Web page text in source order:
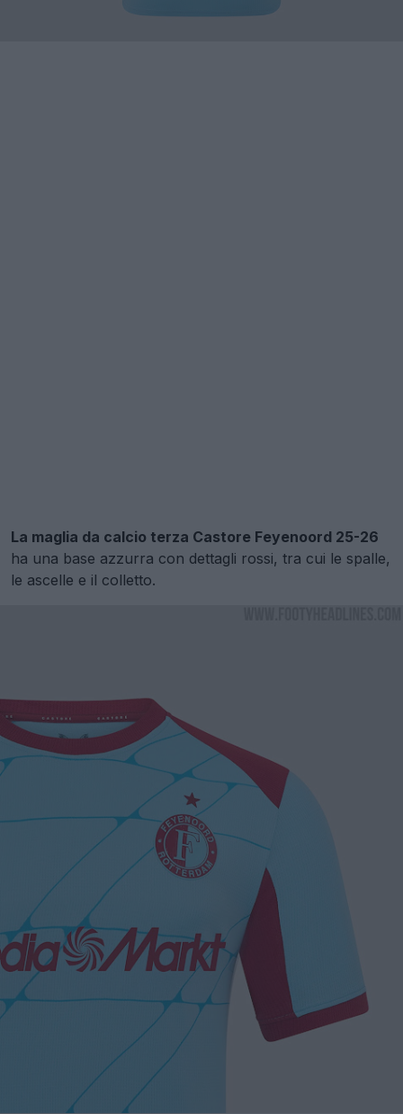
La maglia da calcio terza Castore Feyenoord 25-26
ha una base azzurra con dettagli rossi, tra cui le spalle,
le ascelle e il colletto.